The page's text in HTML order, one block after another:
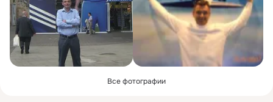
Все фотографии